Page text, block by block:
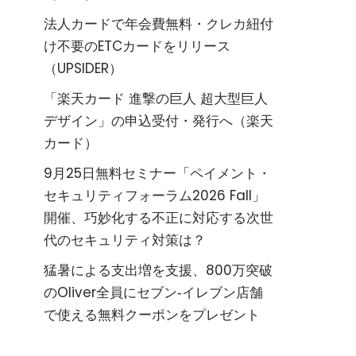
法人カードで年会費無料・クレカ紐付
け不要のETCカードをリリース
（UPSIDER）
「楽天カード 進撃の巨人 超大型巨人
デザイン」の申込受付・発行へ（楽天
カード）
9月25日無料セミナー「ペイメント・
セキュリティフォーラム2026 Fall」
開催、巧妙化する不正に対応する次世
代のセキュリティ対策は？
猛暑による支出増を支援、800万突破
のOliver全員にセブン‐イレブン店舗
で使える無料クーポンをプレゼント